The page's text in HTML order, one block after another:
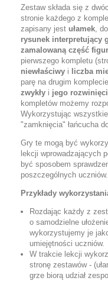
Zestaw składa się z
stronie każdego z
zapisany jest ułamek,
rysunek interpretujący
zamalowaną część
pierwszego kompletu
niewłaściwy i liczba
parę na drugim
zwykły i jego
kompletów możemy
Wykorzystując
"zamknięcia" łańcucha
Gry te mogą być
lekcji wprowadzających
być sposobem
poszczególnych uczniów.
Przykłady
Rozdając każdy z
o samodzielne
wykorzystujemy je
umiejętności uczniów.
W trakcie lekcji
stronę zestawów -
grze biorą udział